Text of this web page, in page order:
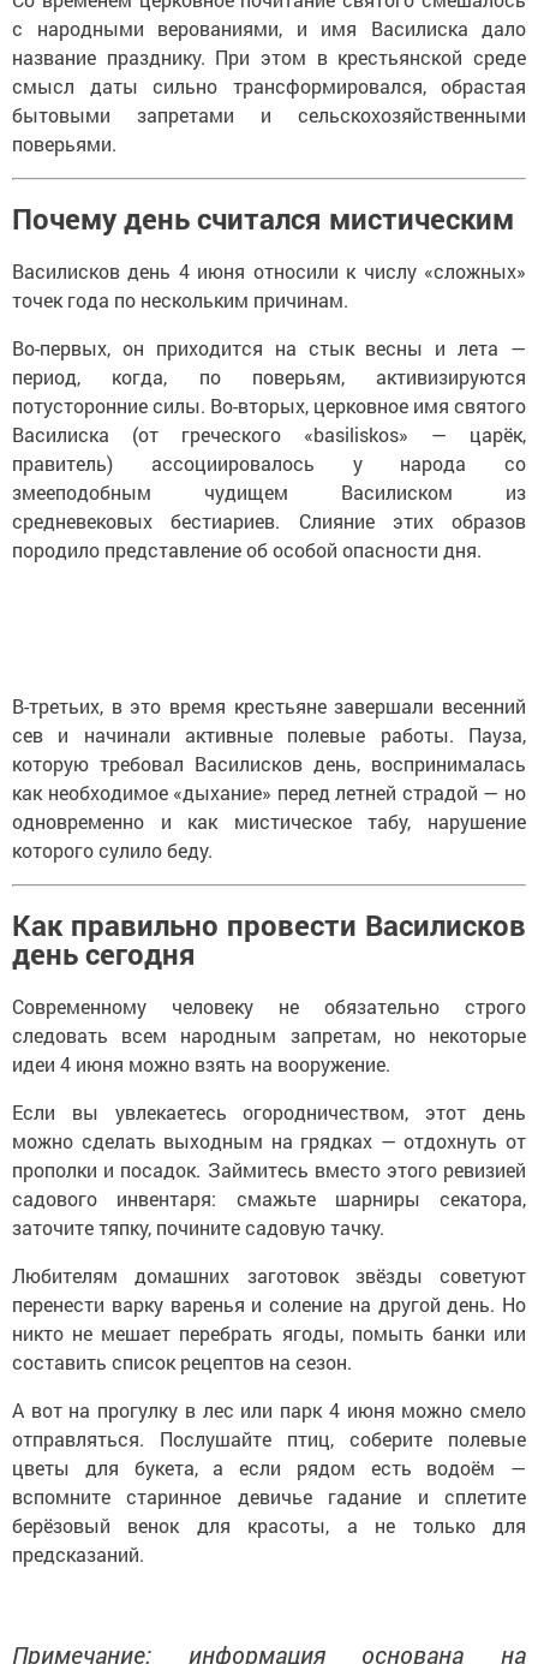
с народными верованиями, и имя Василиска дало
название празднику. При этом в крестьянской среде
смысл даты сильно трансформировался, обрастая
бытовыми запретами и сельскохозяйственными
поверьями.
Почему день считался мистическим
Василисков день 4 июня относили к числу «сложных»
точек года по нескольким причинам.
Во-первых, он приходится на стык весны и лета —
период, когда, по поверьям, активизируются
потусторонние силы. Во-вторых, церковное имя святого
Василиска (от греческого «basiliskos» — царёк,
правитель) ассоциировалось у народа со
змееподобным чудищем Василиском из
средневековых бестиариев. Слияние этих образов
породило представление об особой опасности дня.
В-третьих, в это время крестьяне завершали весенний
сев и начинали активные полевые работы. Пауза,
которую требовал Василисков день, воспринималась
как необходимое «дыхание» перед летней страдой — но
одновременно и как мистическое табу, нарушение
которого сулило беду.
Как правильно провести Василисков
день сегодня
Современному человеку не обязательно строго
следовать всем народным запретам, но некоторые
идеи 4 июня можно взять на вооружение.
Если вы увлекаетесь огородничеством, этот день
можно сделать выходным на грядках — отдохнуть от
прополки и посадок. Займитесь вместо этого ревизией
садового инвентаря: смажьте шарниры секатора,
заточите тяпку, почините садовую тачку.
Любителям домашних заготовок звёзды советуют
перенести варку варенья и соление на другой день. Но
никто не мешает перебрать ягоды, помыть банки или
составить список рецептов на сезон.
А вот на прогулку в лес или парк 4 июня можно смело
отправляться. Послушайте птиц, соберите полевые
цветы для букета, а если рядом есть водоём —
вспомните старинное девичье гадание и сплетите
берёзовый венок для красоты, а не только для
предсказаний.
Примечание: информация основана на